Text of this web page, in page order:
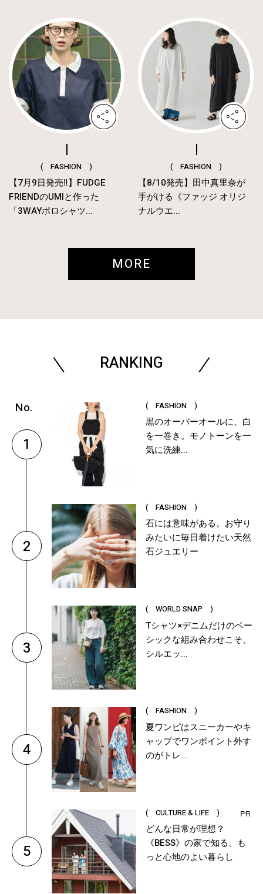
( FASHION )
【7月9日発売‼︎】FUDGE
FRIENDのUMIと作った
「3WAYポロシャツ...
( FASHION )
【8/10発売】田中真里奈が
手がける《ファッジ オリジ
ナルウエ...
MORE
RANKING
1
( FASHION )
黒のオーバーオールに、白
を一巻き。モノトーンを一
気に洗練...
2
( FASHION )
石には意味がある。お守り
みたいに毎日着けたい天然
石ジュエリー
3
( WORLD SNAP )
Tシャツ×デニムだけのベー
シックな組み合わせこそ、
シルエッ...
4
( FASHION )
夏ワンピはスニーカーやキ
ャップでワンポイント外す
のがトレ...
5
( CULTURE & LIFE )
どんな日常が理想？
《BESS》の家で知る、も
っと心地のよい暮らし